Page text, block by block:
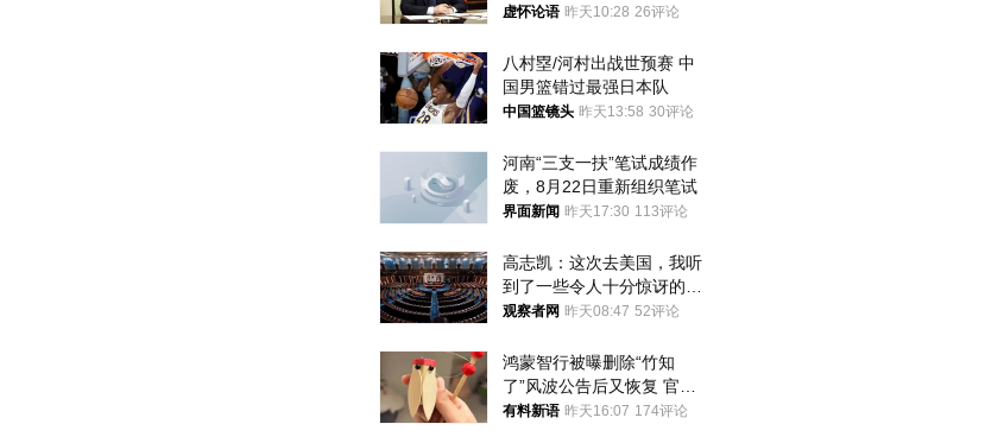
76岁老将扛旗
虚怀论语 昨天10:28 26评论
八村塁/河村出战世预赛 中
国男篮错过最强日本队
中国篮镜头 昨天13:58 30评论
河南“三支一扶”笔试成绩作
废，8月22日重新组织笔试
界面新闻 昨天17:30 113评论
高志凯：这次去美国，我听
到了一些令人十分惊讶的消
息
观察者网 昨天08:47 52评论
鸿蒙智行被曝删除“竹知
了”风波公告后又恢复 官媒
曾力挺：劝华为要大度的，
有料新语 昨天16:07 174评论